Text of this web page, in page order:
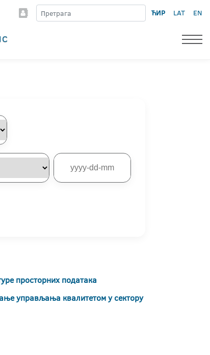
ЋИР LAT EN
просторних података
управљања квалитетом у сектору